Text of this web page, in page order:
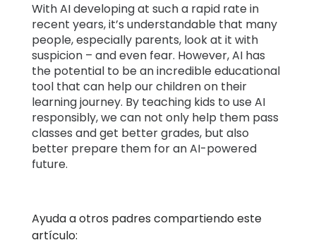
With AI developing at such a rapid rate in
recent years, it’s understandable that many
people, especially parents, look at it with
suspicion – and even fear. However, AI has
the potential to be an incredible educational
tool that can help our children on their
learning journey. By teaching kids to use AI
responsibly, we can not only help them pass
classes and get better grades, but also
better prepare them for an AI-powered
future.
Ayuda a otros padres compartiendo este
artículo: